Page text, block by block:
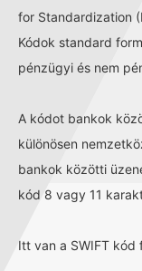
for Standardization
Kódok standard
pénzügyi és nem
A kódot bankok
különösen
bankok közötti
kód 8 vagy 11
Itt van a SWIFT kód